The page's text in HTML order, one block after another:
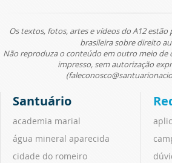
Os textos, fotos, artes e vídeos do A12 estão
brasileira sobre direito
Não reproduza o conteúdo em outro meio de
impresso, sem autorização
Santuário
academia marial
água mineral aparecida
cidade do romeiro